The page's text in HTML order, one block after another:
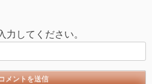
力してください。